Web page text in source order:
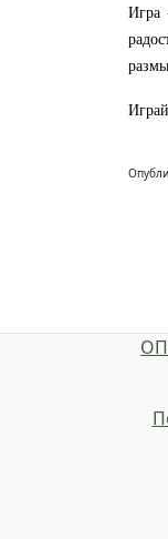
Игра